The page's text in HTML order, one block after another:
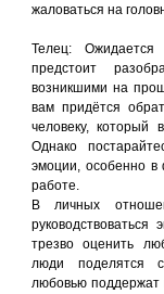
жаловаться на
Телец:
предстоит
возникшими на
вам придётся
человеку, который
Однако
эмоции, особенно в
работе.
В личных
руководствоваться
трезво оценить
люди поделятся
любовью поддержат